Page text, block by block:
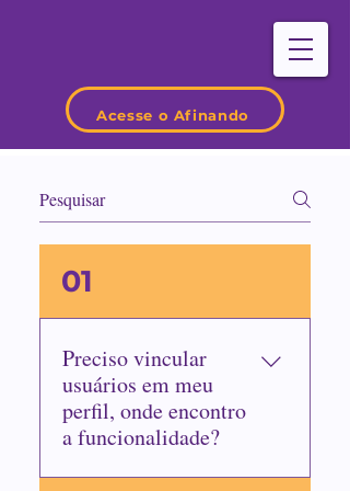
Acesse o Afinando
01
Preciso vincular
usuários em meu
perfil, onde encontro
a funcionalidade?